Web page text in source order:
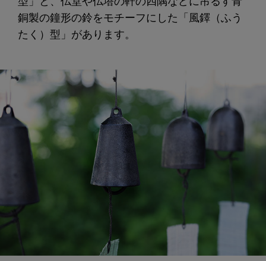
銅製の鐘形の鈴をモチーフにした「風鐸（ふう
たく）型」があります。